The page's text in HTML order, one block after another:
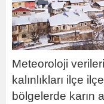
Meteoroloji
kalınlıkları ilçe
bölgelerde karın